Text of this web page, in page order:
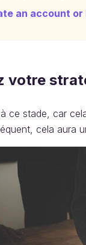
an account or
votre
ce stade, car
cela aura